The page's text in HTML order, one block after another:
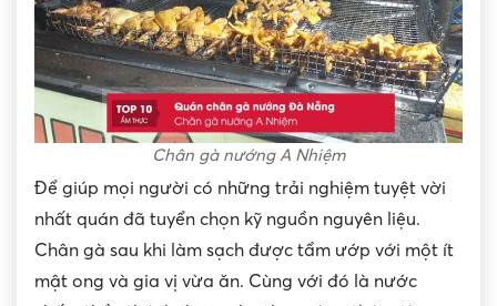
Chân gà nướng A Nhiệm
Để giúp mọi người có những trải nghiệm tuyệt vời
nhất quán đã tuyển chọn kỹ nguồn nguyên liệu.
Chân gà sau khi làm sạch được tẩm ướp với một ít
mật ong và gia vị vừa ăn. Cùng với đó là nước